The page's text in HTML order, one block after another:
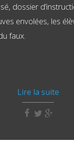
dossier
envolées, les
faux.
Lire la suite